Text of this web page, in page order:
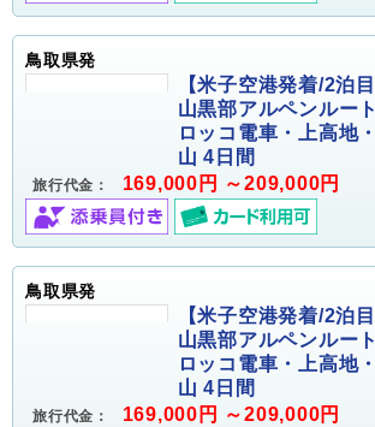
鳥取県発
【米子空港発着/2泊
山黒部アルペンルー
ロッコ電車・上高地
山 4日間
旅行代金： 169,000円 ～209,000円
鳥取県発
【米子空港発着/2泊
山黒部アルペンルー
ロッコ電車・上高地
山 4日間
旅行代金： 169,000円 ～209,000円